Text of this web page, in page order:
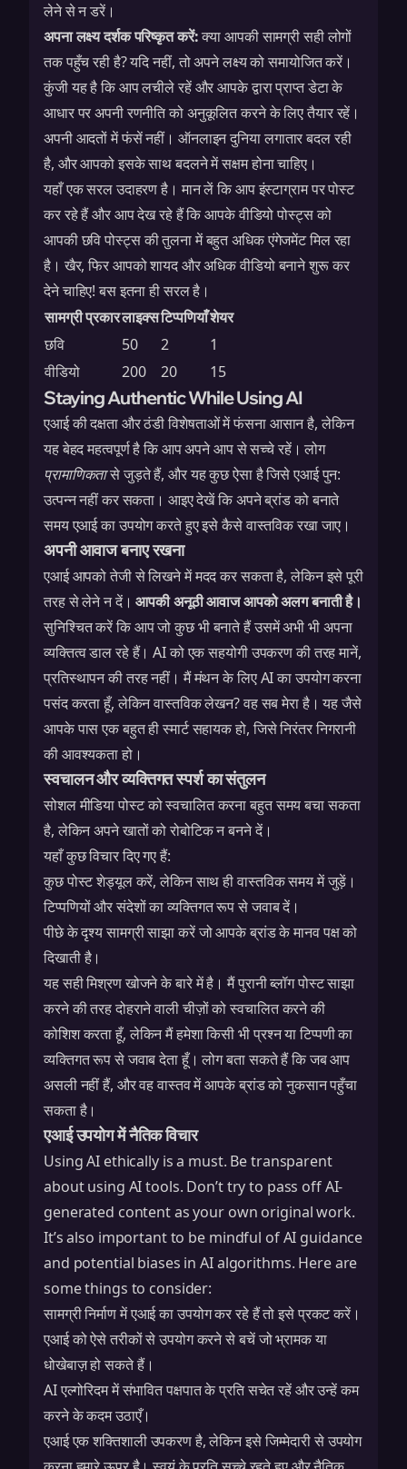
लेने से न डरें।
अपना लक्ष्य दर्शक परिष्कृत करें:क्या आपकी सामग्री सही लोगों
तक पहुँच रही है? यदि नहीं, तो अपने लक्ष्य को समायोजित करें।
कुंजी यह है कि आप लचीले रहें और आपके द्वारा प्राप्त डेटा के
आधार पर अपनी रणनीति को अनुकूलित करने के लिए तैयार रहें।
अपनी आदतों में फंसें नहीं। ऑनलाइन दुनिया लगातार बदल रही
है, और आपको इसके साथ बदलने में सक्षम होना चाहिए।
यहाँ एक सरल उदाहरण है। मान लें कि आप इंस्टाग्राम पर पोस्ट
कर रहे हैं और आप देख रहे हैं कि आपके वीडियो पोस्ट्स को
आपकी छवि पोस्ट्स की तुलना में बहुत अधिक एंगेजमेंट मिल रहा
है। खैर, फिर आपको शायद और अधिक वीडियो बनाने शुरू कर
देने चाहिए! बस इतना ही सरल है।
सामग्री प्रकारलाइक्सटिप्पणियाँशेयर
छवि
50 2
1
वीडियो
200 20 15
Staying Authentic While Using AI
एआई की दक्षता और ठंडी विशेषताओं में फंसना आसान है, लेकिन
यह बेहद महत्वपूर्ण है कि आप अपने आप से सच्चे रहें। लोग
प्रामाणिकतासे जुड़ते हैं, और यह कुछ ऐसा है जिसे एआई पुन:
उत्पन्न नहीं कर सकता। आइए देखें कि अपने ब्रांड को बनाते
समय एआई का उपयोग करते हुए इसे कैसे वास्तविक रखा जाए।
अपनी आवाज बनाए रखना
एआई आपको तेजी से लिखने में मदद कर सकता है, लेकिन इसे पूरी
तरह से लेने न दें।आपकी अनूठी आवाज आपको अलग बनाती है।
सुनिश्चित करें कि आप जो कुछ भी बनाते हैं उसमें अभी भी अपना
व्यक्तित्व डाल रहे हैं। AI को एक सहयोगी उपकरण की तरह मानें,
प्रतिस्थापन की तरह नहीं। मैं मंथन के लिए AI का उपयोग करना
पसंद करता हूँ, लेकिन वास्तविक लेखन? वह सब मेरा है। यह जैसे
आपके पास एक बहुत ही स्मार्ट सहायक हो, जिसे निरंतर निगरानी
की आवश्यकता हो।
स्वचालन और व्यक्तिगत स्पर्श का संतुलन
सोशल मीडिया पोस्ट को स्वचालित करना बहुत समय बचा सकता
है, लेकिन अपने खातों को रोबोटिक न बनने दें।
यहाँ कुछ विचार दिए गए हैं:
कुछ पोस्ट शेड्यूल करें, लेकिन साथ ही वास्तविक समय में जुड़ें।
टिप्पणियों और संदेशों का व्यक्तिगत रूप से जवाब दें।
पीछे के दृश्य सामग्री साझा करें जो आपके ब्रांड के मानव पक्ष को
दिखाती है।
यह सही मिश्रण खोजने के बारे में है। मैं पुरानी ब्लॉग पोस्ट साझा
करने की तरह दोहराने वाली चीज़ों को स्वचालित करने की
कोशिश करता हूँ, लेकिन मैं हमेशा किसी भी प्रश्न या टिप्पणी का
व्यक्तिगत रूप से जवाब देता हूँ। लोग बता सकते हैं कि जब आप
असली नहीं हैं, और वह वास्तव में आपके ब्रांड को नुकसान पहुँचा
सकता है।
एआई उपयोग में नैतिक विचार
Using AI ethically is a must. Be transparent
about using AI tools. Don’t try to pass off AI-
generated content as your own original work.
It’s also important to be mindful ofAI guidance
and potential biases in AI algorithms. Here are
some things to consider:
सामग्री निर्माण में एआई का उपयोग कर रहे हैं तो इसे प्रकट करें।
एआई को ऐसे तरीकों से उपयोग करने से बचें जो भ्रामक या
धोखेबाज़ हो सकते हैं।
AI एल्गोरिदम में संभावित पक्षपात के प्रति सचेत रहें और उन्हें कम
करने के कदम उठाएँ।
एआई एक शक्तिशाली उपकरण है, लेकिन इसे जिम्मेदारी से उपयोग